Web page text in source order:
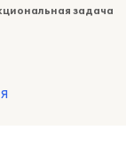
задача